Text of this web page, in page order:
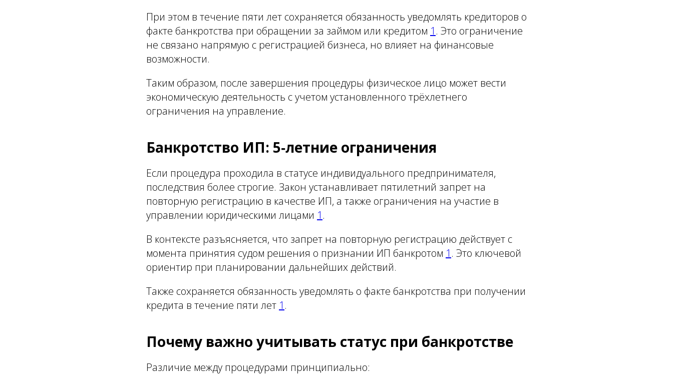
При этом в течение пяти лет сохраняется обязанность уведомлять кредиторов о
факте банкротства при обращении за займом или кредитом 1 . Это ограничение
не связано напрямую с регистрацией бизнеса, но влияет на финансовые
возможности.
Таким образом, после завершения процедуры физическое лицо может вести
экономическую деятельность с учетом установленного трёхлетнего
ограничения на управление.
Банкротство ИП: 5‑летние ограничения
Если процедура проходила в статусе индивидуального предпринимателя,
последствия более строгие. Закон устанавливает пятилетний запрет на
повторную регистрацию в качестве ИП, а также ограничения на участие в
управлении юридическими лицами 1 .
В контексте разъясняется, что запрет на повторную регистрацию действует с
момента принятия судом решения о признании ИП банкротом 1 . Это ключевой
ориентир при планировании дальнейших действий.
Также сохраняется обязанность уведомлять о факте банкротства при получении
кредита в течение пяти лет 1 .
Почему важно учитывать статус при банкротстве
Различие между процедурами принципиально: